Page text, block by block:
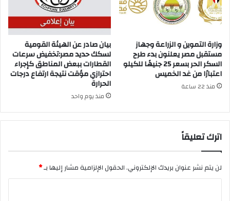
وزارة التموين و الزراعة وجهاز
مستقبل مصر يعلنون بدء طرح
السكر الحر بسعر 25 جنيهًا للكيلو
اعتبارًا من غد الخميس
منذ 22 ساعة
بيان صادر عن الهيئة القومية
لسكك حديد مصر:تخفيض سرعات
القطارات ببعض المناطق كإجراء
احترازي مؤقت نتيجة ارتفاع درجات
الحرارة
منذ يوم واحد
اترك تعليقاً
لن يتم نشر عنوان بريدك الإلكتروني.الحقول الإلزامية مشار إليها بـ*